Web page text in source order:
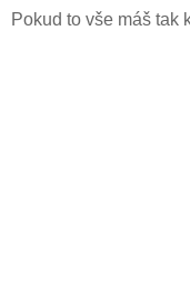
Pokud to vše máš tak